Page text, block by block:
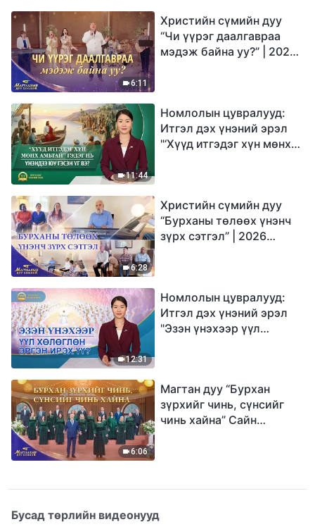
6:11
Христийн сүмийн дуу
“Чи үүрэг даалгавраа
мэдэж байна уу?” | 2026
11:44
Номлолын цувралууд:
Итгэл дэх үнэний эрэл
"‘Хүүд итгэдэг хүн мөнх
6:28
Христийн сүмийн дуу
“Бурханы төлөөх үнэнч
зүрх сэтгэл” | 2026
12:31
Номлолын цувралууд:
Итгэл дэх үнэний эрэл
"Эзэн үнэхээр үүл
6:06
Магтан дуу “Бурхан
зүрхийг чинь, сүнсийг
чинь хайна” Сайн
Бусад төрлийн видеонууд